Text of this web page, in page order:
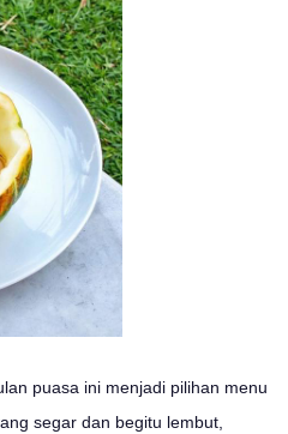
puasa ini menjadi pilihan menu
segar dan begitu lembut,